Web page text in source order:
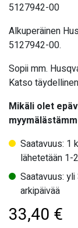
5127942-00
Alkuperäinen
5127942-00.
Sopii mm.
Katso
Mikäli olet
Saatavuus: 1
lähetetään 1-
Saatavuus:
arkipäivää
33,40 €